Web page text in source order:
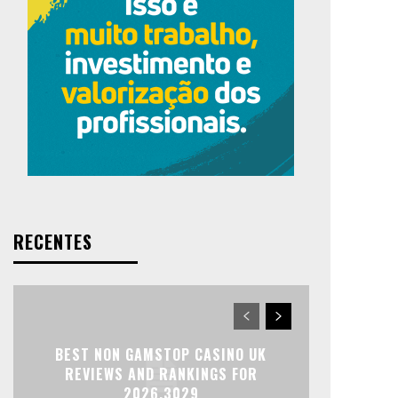
RECENTES
BEST NON GAMSTOP CASINO UK
REVIEWS AND RANKINGS FOR